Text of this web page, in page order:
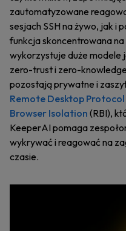
zautomatyzowane
sesjach SSH na żywo, jak i
funkcja skoncentrowana
wykorzystuje duże modele
zero-trust i zero-
pozostają prywatne i
Remote Desktop Protocol
Browser Isolation (RBI),
KeeperAI pomaga
wykrywać i reagować na
czasie.